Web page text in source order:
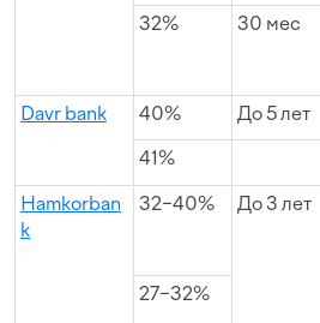
32%
30 мес
Davr bank
40% До 5 лет
41%
Hamkorban
k
32−40% До 3 лет
27−32%